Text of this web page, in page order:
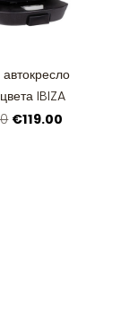
IBIZA
€119.00